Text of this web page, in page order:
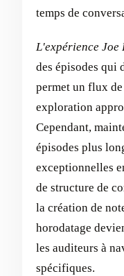
temps de
L'expérience Joe
des épisodes qui
permet un flux
exploration
Cependant,
épisodes plus
exceptionnelles
de structure de
la création de
horodatage
les auditeurs à
spécifiques.